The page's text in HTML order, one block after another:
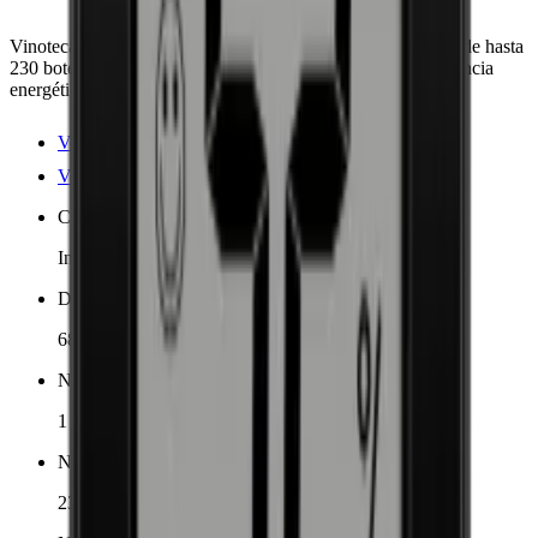
Vinoteca Artevino de alta calidad, optimiza la conservación de hasta
230 botellas. Ofrece control de temperatura constante, eficiencia
energética y funcionamiento silencioso. Robusta y elegante.
Ver detalles del producto
Ver especificaciones
Colocación
Independiente
Dimensiones (AnxAlxP cm)
68 x 182.5 x 72.5 cm
Número de zonas de enfriamiento
1 zona
Número de botellas (Burdeos, máx)
230